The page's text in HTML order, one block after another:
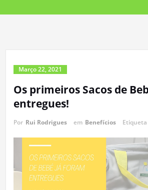
Março 22, 2021
Os primeiros Sacos de
entregues!
Por Rui Rodrigues em Benefícios Etiqueta